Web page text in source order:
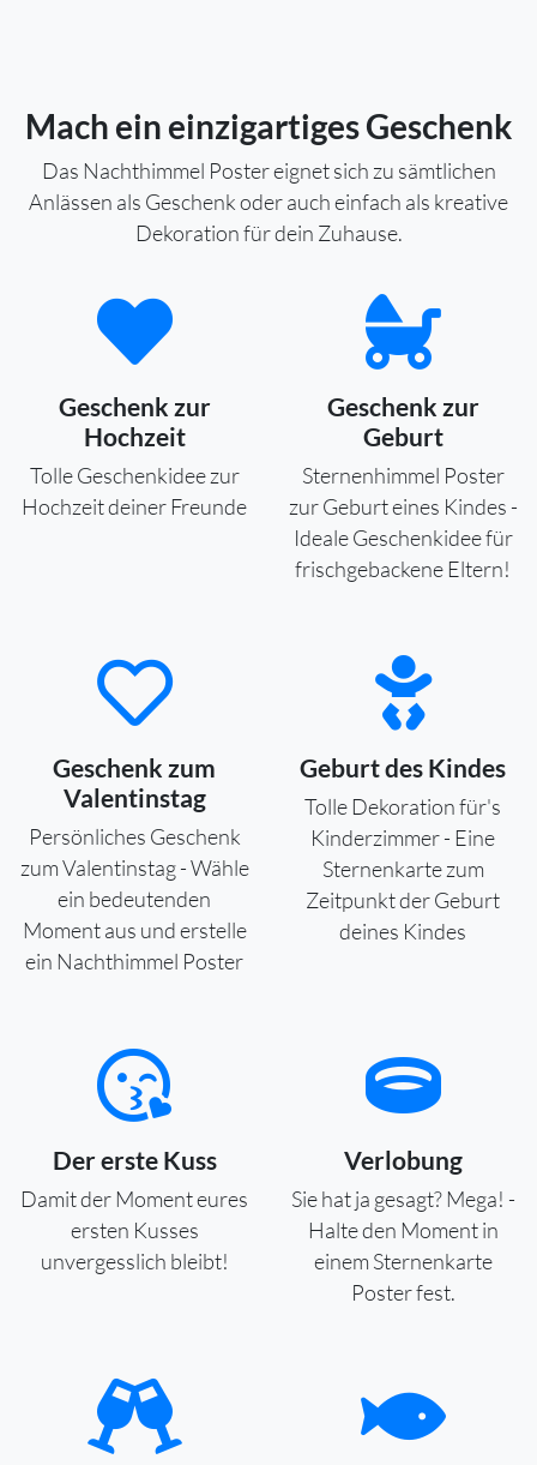
Mach ein einzigartiges Geschenk
Das Nachthimmel Poster eignet sich zu sämtlichen
Anlässen als Geschenk oder auch einfach als kreative
Dekoration für dein Zuhause.
Geschenk zur
Hochzeit
Tolle Geschenkidee zur
Hochzeit deiner Freunde
Geschenk zur
Geburt
Sternenhimmel Poster
zur Geburt eines Kindes -
Ideale Geschenkidee für
frischgebackene Eltern!
Geschenk zum
Valentinstag
Persönliches Geschenk
zum Valentinstag - Wähle
ein bedeutenden
Moment aus und erstelle
ein Nachthimmel Poster
Geburt des Kindes
Tolle Dekoration für's
Kinderzimmer - Eine
Sternenkarte zum
Zeitpunkt der Geburt
deines Kindes
Der erste Kuss
Damit der Moment eures
ersten Kusses
unvergesslich bleibt!
Verlobung
Sie hat ja gesagt? Mega! -
Halte den Moment in
einem Sternenkarte
Poster fest.